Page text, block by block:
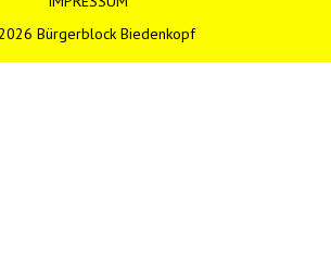
Bürgerblock Biedenkopf